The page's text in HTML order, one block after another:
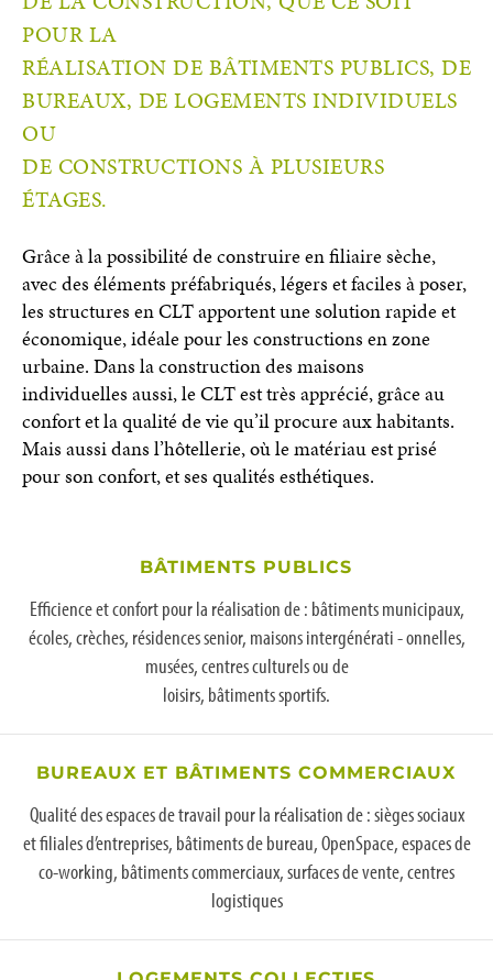
POUR LA
RÉALISATION DE BÂTIMENTS PUBLICS, DE
BUREAUX, DE LOGEMENTS INDIVIDUELS
OU
DE CONSTRUCTIONS À PLUSIEURS
ÉTAGES.
Grâce à la possibilité de construire en filiaire sèche,
avec des éléments préfabriqués, légers et faciles à poser,
les structures en CLT apportent une solution rapide et
économique, idéale pour les constructions en zone
urbaine. Dans la construction des maisons
individuelles aussi, le CLT est très apprécié, grâce au
confort et la qualité de vie qu’il procure aux habitants.
Mais aussi dans l’hôtellerie, où le matériau est prisé
pour son confort, et ses qualités esthétiques.
BÂTIMENTS PUBLICS
Efficience et confort pour la réalisation de : bâtiments municipaux,
écoles, crèches, résidences senior, maisons intergénérati - onnelles,
musées, centres culturels ou de
loisirs, bâtiments sportifs.
BUREAUX ET BÂTIMENTS COMMERCIAUX
Qualité des espaces de travail pour la réalisation de : sièges sociaux
et filiales d’entreprises, bâtiments de bureau, OpenSpace, espaces de
co-working, bâtiments commerciaux, surfaces de vente, centres
logistiques